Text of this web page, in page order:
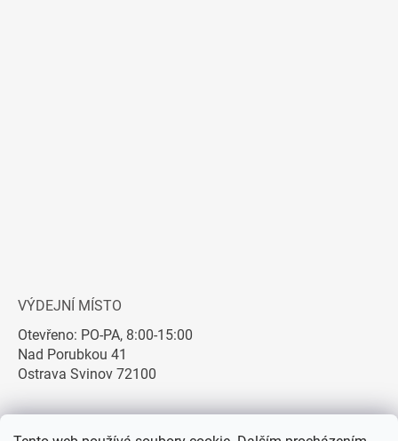
VÝDEJNÍ MÍSTO
Otevřeno: PO-PA, 8:00-15:00
Nad Porubkou 41
Ostrava Svinov 72100